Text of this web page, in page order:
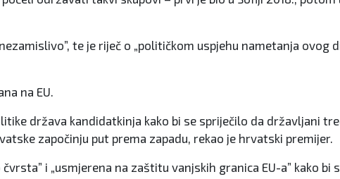
te je riječ o „političkom uspjehu nametanja ovog
na EU.
država kandidatkinja kako bi se spriječilo da državljani
započinju put prema zapadu, rekao je hrvatski premijer.
i „usmjerena na zaštitu vanjskih granica EU-a” kako bi